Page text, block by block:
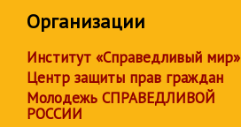
Организации
Институт «Справедливый мир»
Центр защиты прав граждан
Молодежь СПРАВЕДЛИВОЙ
РОССИИ